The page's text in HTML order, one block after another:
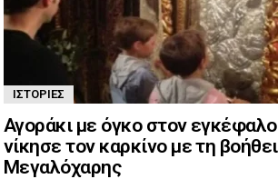
ΙΣΤΟΡΊΕΣ
Αγοράκι με όγκο στον εγκέφαλο
νίκησε τον καρκίνο με τη
Μεγαλόχαρης